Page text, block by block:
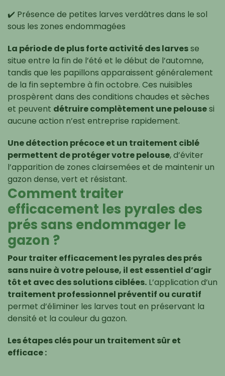
✔️ Présence de petites larves verdâtres dans le sol
sous les zones endommagées
La période de plus forte activité des larvesse
situe entre la fin de l’été et le début de l’automne,
tandis que les papillons apparaissent généralement
de la fin septembre à fin octobre. Ces nuisibles
prospèrent dans des conditions chaudes et sèches
et peuvent détruire complètement une pelousesi
aucune action n’est entreprise rapidement.
Une détection précoce et un traitement ciblé
permettent de protéger votre pelouse, d’éviter
l’apparition de zones clairsemées et de maintenir un
gazon dense, vert et résistant.
Comment traiter
efficacement les pyrales des
prés sans endommager le
gazon ?
Pour traiter efficacement les pyrales des prés
sans nuire à votre pelouse, il est essentiel d’agir
tôt et avec des solutions ciblées. L’application d’un
traitement professionnel préventif ou curatif
permet d’éliminer les larves tout en préservant la
densité et la couleur du gazon.
Les étapes clés pour un traitement sûr et
efficace :